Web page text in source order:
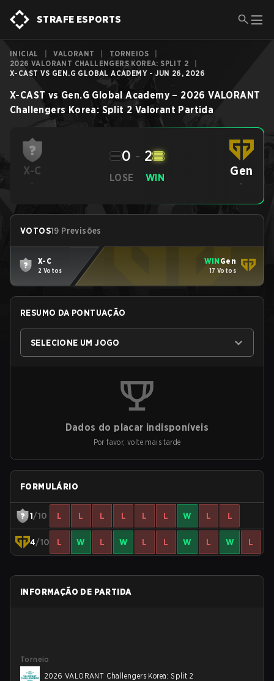
STRAFE ESPORTS
INICIAL VALORANT TORNEIOS
2026 VALORANT CHALLENGERS KOREA: SPLIT 2
X-CAST VS GEN.G GLOBAL ACADEMY - JUN 26, 2026
X-CAST vs Gen.G Global Academy – 2026 VALORANT
Challengers Korea: Split 2 Valorant Partida
X-C
-
LOSE
0 - 2
WIN Gen
-
VOTOS19 Previsões
X-C
2 Votos
WIN Gen
17 Votos
RESUMO DA PONTUAÇÃO
SELECIONE UM JOGO
Dados do placar indisponíveis
Por favor, volte mais tarde
FORMULÁRIO
1/10 L L L L L L W L L
4/10 L W L W L L W L W L
INFORMAÇÃO DE PARTIDA
Torneio
2026 VALORANT Challengers Korea: Split 2